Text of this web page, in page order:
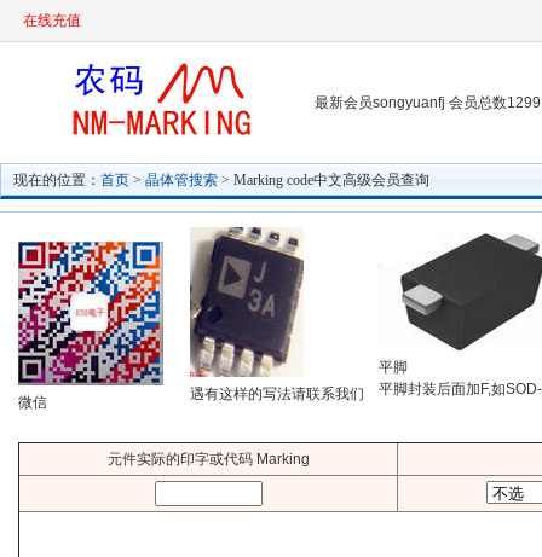
在线充值
最新会员songyuanfj 会员总数1299
现在的位置： 首页 > 晶体管搜索 > Marking code中文高级会员查询
微信 遇有这样的写法请联系我们
平脚
平脚封装后面加F,如
元件实际的印字或代码 Marking